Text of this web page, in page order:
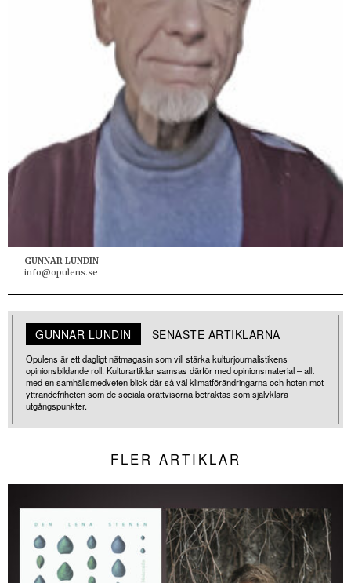
GUNNAR LUNDIN
info@opulens.se
GUNNAR LUNDIN SENASTE ARTIKLARNA
Opulens är ett dagligt nätmagasin som vill stärka kulturjournalistikens
opinionsbildande roll. Kulturartiklar samsas därför med opinionsmaterial – allt
med en samhällsmedveten blick där så väl klimatförändringarna och hoten mot
yttrandefriheten som de sociala orättvisorna betraktas som självklara
utgångspunkter.
FLER ARTIKLAR